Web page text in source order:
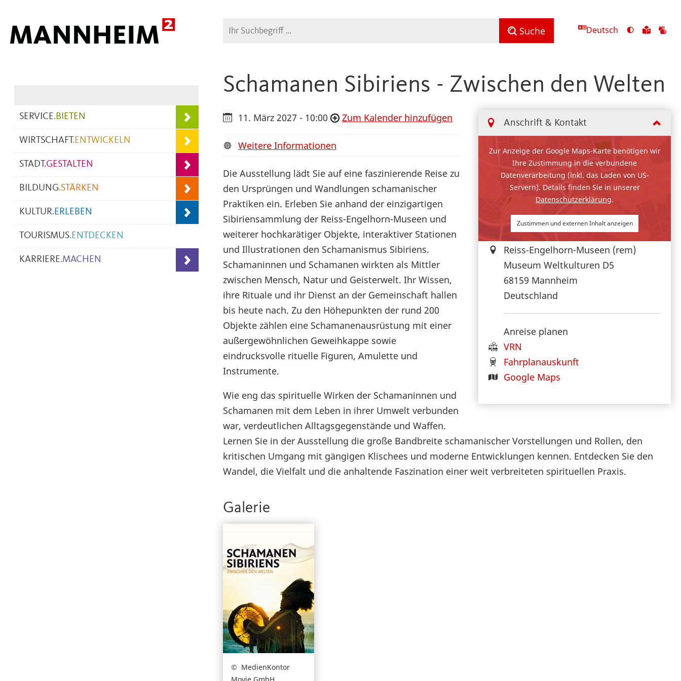
Suche Suche Deutsch
Ansicht
umschalten
Zu
leichter
SERVICE.BIETEN
WIRTSCHAFT.ENTWICKELN
STADT.GESTALTEN
BILDUNG.STÄRKEN
KULTUR.ERLEBEN
TOURISMUS.ENTDECKEN
KARRIERE.MACHEN
Schamanen Sibiriens - Zwischen den Welten
Anschrift & Kontakt
Zur Anzeige der Google Maps-Karte benötigen wir
Ihre Zustimmung in die verbundene
Datenverarbeitung (inkl. das Laden von US-
Servern). Details finden Sie in unserer
Datenschutzerklärung.
Zustimmen und externen Inhalt anzeigen
Reiss-Engelhorn-Museen (rem)
Museum Weltkulturen D5
68159 Mannheim
Deutschland
Anreise planen
VRN
Fahrplanauskunft
Google Maps
11. März 2027 - 10:00 Zum Kalender hinzufügen
Weitere Informationen
Die Ausstellung lädt Sie auf eine faszinierende Reise zu
den Ursprüngen und Wandlungen schamanischer
Praktiken ein. Erleben Sie anhand der einzigartigen
Sibiriensammlung der Reiss-Engelhorn-Museen und
weiterer hochkarätiger Objekte, interaktiver Stationen
und Illustrationen den Schamanismus Sibiriens.
Schamaninnen und Schamanen wirkten als Mittler
zwischen Mensch, Natur und Geisterwelt. Ihr Wissen,
ihre Rituale und ihr Dienst an der Gemeinschaft hallen
bis heute nach. Zu den Höhepunkten der rund 200
Objekte zählen eine Schamanenausrüstung mit einer
außergewöhnlichen Geweihkappe sowie
eindrucksvolle rituelle Figuren, Amulette und
Instrumente.
Wie eng das spirituelle Wirken der Schamaninnen und
Schamanen mit dem Leben in ihrer Umwelt verbunden
war, verdeutlichen Alltagsgegenstände und Waffen.
Lernen Sie in der Ausstellung die große Bandbreite schamanischer Vorstellungen und Rollen, den
kritischen Umgang mit gängigen Klischees und moderne Entwicklungen kennen. Entdecken Sie den
Wandel, die Vielfalt und die anhaltende Faszination einer weit verbreiteten spirituellen Praxis.
Galerie
MedienKontor